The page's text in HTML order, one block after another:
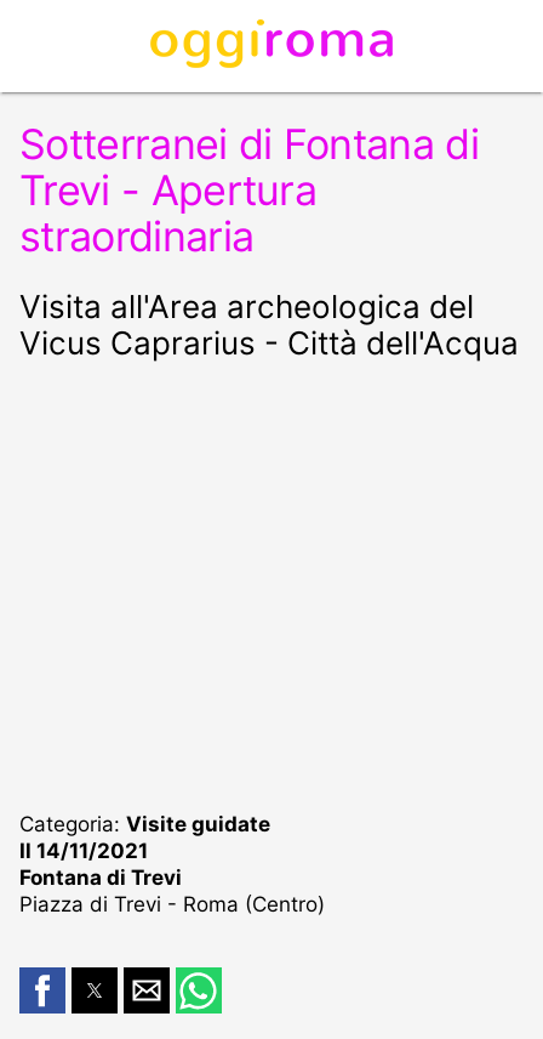
Sotterranei di Fontana di
Trevi - Apertura
straordinaria
Visita all'Area archeologica del
Vicus Caprarius - Città dell'Acqua
Categoria: Visite guidate
Il 14/11/2021
Fontana di Trevi
Piazza di Trevi - Roma (Centro)